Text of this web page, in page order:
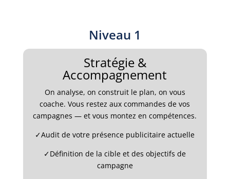
Niveau 1
Stratégie &
Accompagnement
On analyse, on construit le plan, on vous
coache. Vous restez aux commandes de vos
campagnes — et vous montez en compétences.
✓Audit de votre présence publicitaire actuelle
✓Définition de la cible et des objectifs de
campagne